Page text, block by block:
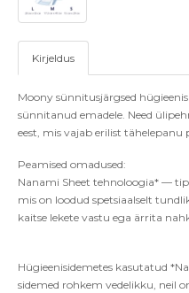
Kirjeldus
Moony sünnitusjärgsed
sünnitanud emadele. Need
eest, mis vajab erilist tähelepanu
Peamised omadused:
Nanami Sheet tehnoloogia* —
mis on loodud spetsiaalselt
kaitse lekete vastu ega ärrita
Hügieenisidemetes kasutatud
sidemed rohkem vedelikku, neil